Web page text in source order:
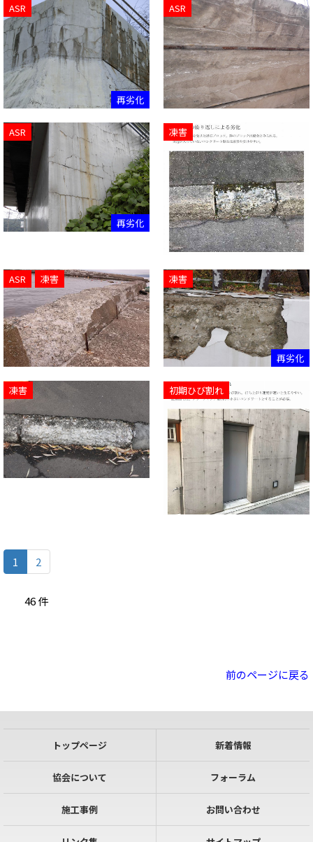
ASR
再劣化
ASR
ASR
再劣化
凍害
ASR 凍害 凍害
再劣化
凍害 初期ひび割れ
1
u
2
46 件
前のページに戻る
トップページ 新着情報
協会について フォーラム
施工事例 お問い合わせ